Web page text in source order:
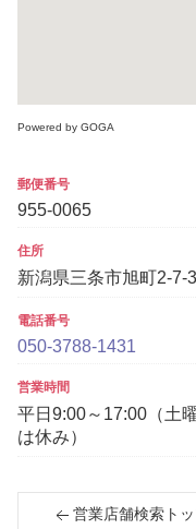
Powered by GOGA
郵便番号
955-0065
住所
新潟県三条市旭町2-7-
電話番号
050-3788-1431
営業時間
平日9:00～17:00（土
は休み）
営業店舗検索ト